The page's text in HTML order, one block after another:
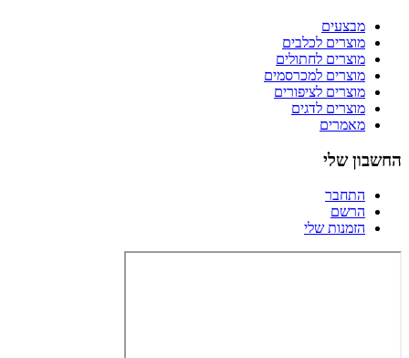
מבצעים
מוצרים לכלבים
מוצרים לחתולים
מוצרים למכרסמים
מוצרים לציפורים
מוצרים לדגים
מאמרים
החשבון שלי
התחבר
הרשם
הזמנות שלי